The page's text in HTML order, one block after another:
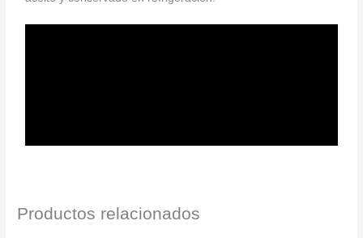
Productos relacionados